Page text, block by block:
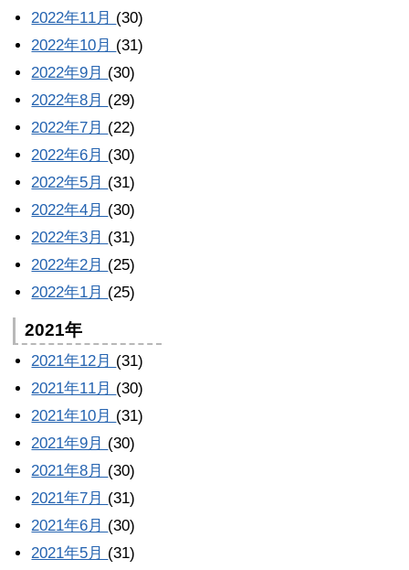
2022年11月 (30)
2022年10月 (31)
2022年9月 (30)
2022年8月 (29)
2022年7月 (22)
2022年6月 (30)
2022年5月 (31)
2022年4月 (30)
2022年3月 (31)
2022年2月 (25)
2022年1月 (25)
2021年
2021年12月 (31)
2021年11月 (30)
2021年10月 (31)
2021年9月 (30)
2021年8月 (30)
2021年7月 (31)
2021年6月 (30)
2021年5月 (31)